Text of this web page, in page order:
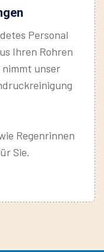
Personal
Ihren Rohren
unser
Regenrinnen
Sie.